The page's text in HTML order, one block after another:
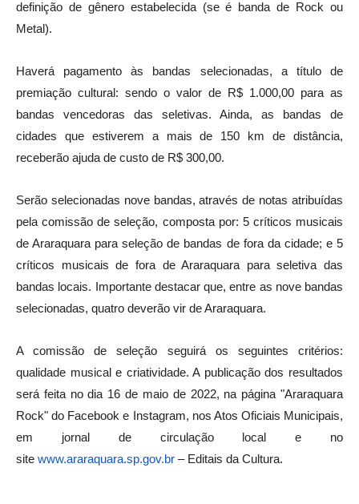
definição de gênero estabelecida (se é banda de Rock ou
Metal).
Haverá pagamento às bandas selecionadas, a título de
premiação cultural: sendo o valor de R$ 1.000,00 para as
bandas vencedoras das seletivas. Ainda, as bandas de
cidades que estiverem a mais de 150 km de distância,
receberão ajuda de custo de R$ 300,00.
Serão selecionadas nove bandas, através de notas atribuídas
pela comissão de seleção, composta por: 5 críticos musicais
de Araraquara para seleção de bandas de fora da cidade; e 5
críticos musicais de fora de Araraquara para seletiva das
bandas locais. Importante destacar que, entre as nove bandas
selecionadas, quatro deverão vir de Araraquara.
A comissão de seleção seguirá os seguintes critérios:
qualidade musical e criatividade. A publicação dos resultados
será feita no dia 16 de maio de 2022, na página "Araraquara
Rock" do Facebook e Instagram, nos Atos Oficiais Municipais,
em jornal de circulação local e no
site www.araraquara.sp.gov.br – Editais da Cultura.